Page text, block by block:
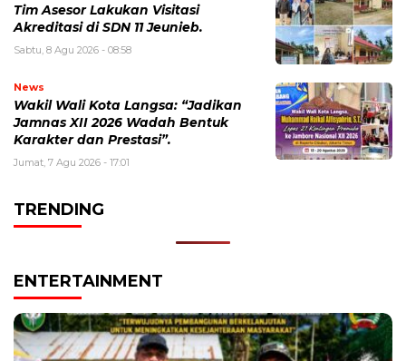
Tim Asesor Lakukan Visitasi
Akreditasi di SDN 11 Jeunieb.
Sabtu, 8 Agu 2026 - 08:58
News
Wakil Wali Kota Langsa: “Jadikan
Jamnas XII 2026 Wadah Bentuk
Karakter dan Prestasi”.
Jumat, 7 Agu 2026 - 17:01
TRENDING
ENTERTAINMENT